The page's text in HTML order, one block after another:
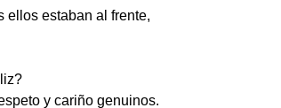
ellos estaban al frente,
y cariño genuinos.